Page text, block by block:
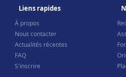
Liens rapides
À propos
Nous contacter
Actualités récentes
FAQ
S'inscrire